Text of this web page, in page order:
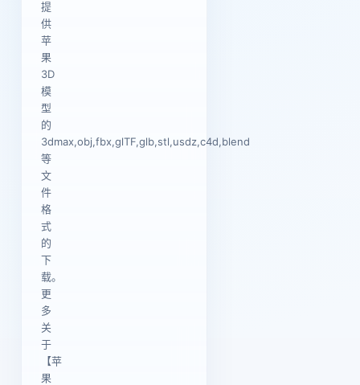
提
供
苹
果
3D
模
型
的
3dmax,obj,fbx,glTF,glb,stl,usdz,c4d,blend
等
文
件
格
式
的
下
载。
更
多
关
于
【苹
果